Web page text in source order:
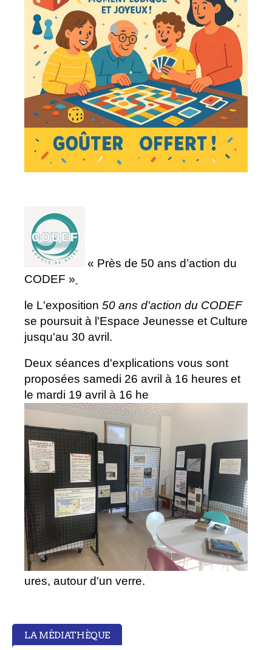
« Près de 50 ans d’action du
CODEF »
le L'exposition 50 ans d'action du CODEF
se poursuit à l'Espace Jeunesse et Culture
jusqu'au 30 avril.
Deux séances d'explications vous sont
proposées samedi 26 avril à 16 heures et
le mardi 19 avril à 16 he
ures, autour d'un verre.
LA MÉDIATHÈQUE